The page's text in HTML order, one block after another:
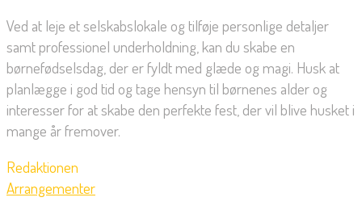
Ved at leje et selskabslokale og tilføje personlige detaljer
samt professionel underholdning, kan du skabe en
børnefødselsdag, der er fyldt med glæde og magi. Husk at
planlægge i god tid og tage hensyn til børnenes alder og
interesser for at skabe den perfekte fest, der vil blive husket i
mange år fremover.
Redaktionen
Arrangementer